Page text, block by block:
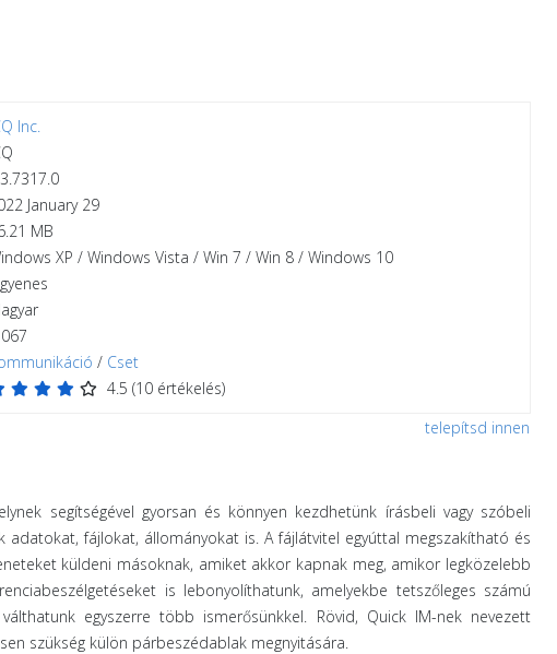
Inc.
January 29
MB
XP / Windows Vista / Win 7 / Win 8 / Windows 10
/ Cset
4.5 (10 értékelés)
telepítsd innen
segítségével gyorsan és könnyen kezdhetünk írásbeli vagy szóbeli
fájlokat, állományokat is. A fájlátvitel egyúttal megszakítható és
küldeni másoknak, amiket akkor kapnak meg, amikor legközelebb
is lebonyolíthatunk, amelyekbe tetszőleges számú
egyszerre több ismerősünkkel. Rövid, Quick IM-nek nevezett
szükség külön párbeszédablak megnyitására.